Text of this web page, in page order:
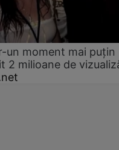
un moment mai puțin
2 milioane de